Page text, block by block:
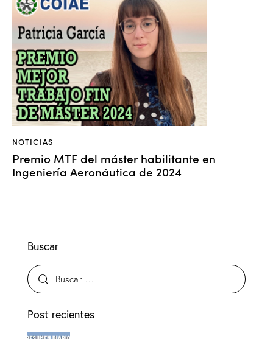
NOTICIAS
Premio MTF del máster habilitante en
Ingeniería Aeronáutica de 2024
Buscar
Post recientes